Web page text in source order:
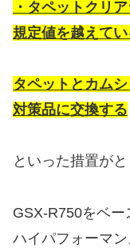
・タペットクリ
規定値を越えて
タペットとカム
対策品に交換する
といった措置がと
GSX-R750をベー
ハイパフォーマ